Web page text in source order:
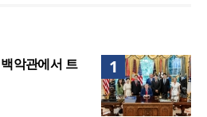
, ‘왕의 기도’로 나라·한국교회·다
키며 하나 된 희망의 미래를 향하
1
악관에서 트